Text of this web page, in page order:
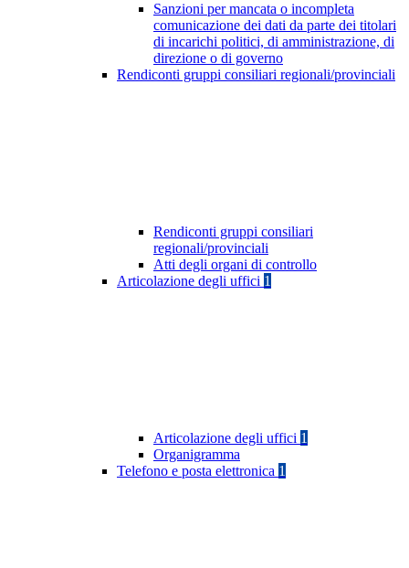
Sanzioni per mancata o incompleta
comunicazione dei dati da parte dei titolari
di incarichi politici, di amministrazione, di
direzione o di governo
Rendiconti gruppi consiliari regionali/provinciali
Rendiconti gruppi consiliari
regionali/provinciali
Atti degli organi di controllo
Articolazione degli uffici 1
Articolazione degli uffici 1
Organigramma
Telefono e posta elettronica 1